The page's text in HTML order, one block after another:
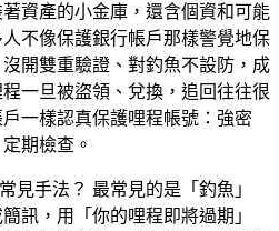
資產的小金庫，還含個資和可能
不像保護銀行帳戶那樣警覺地保
開雙重驗證、對釣魚不設防，成
一旦被盜領、兌換，追回往往很
一樣認真保護哩程帳號：強密
期檢查。
見手法？ 最常見的是「釣魚」
訊，用「你的哩程即將過期」